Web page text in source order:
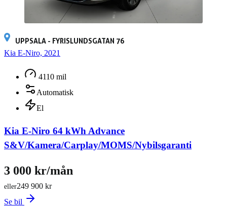
UPPSALA - FYRISLUNDSGATAN 76
Kia E-Niro, 2021
4110 mil
Automatisk
El
Kia E-Niro 64 kWh Advance
S&V/Kamera/Carplay/MOMS/Nybilsgaranti
249 900 kr
eller
3 000 kr/mån
Se bil